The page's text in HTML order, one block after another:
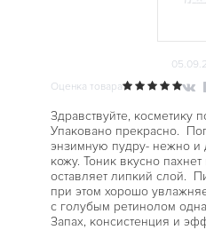
Оценка товара
Здравствуйте, косметику
Упаковано прекрасно.
энзимную пудру- нежно и
кожу. Тоник вкусно
оставляет липкий слой.
при этом хорошо
с голубым ретинолом
Запах, консистенция и